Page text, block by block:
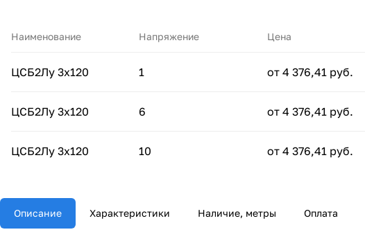
Наименование Напряжение Цена
ЦСБ2Лу 3х120 1 от 4 376,41 руб.
ЦСБ2Лу 3х120 6 от 4 376,41 руб.
ЦСБ2Лу 3х120 10 от 4 376,41 руб.
Описание Характеристики Наличие, метры Оплата